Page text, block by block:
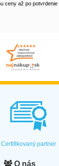
ceny až po
Certifikovaný partner
O nás